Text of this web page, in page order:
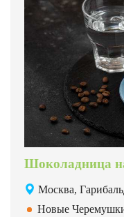
Шоколадница
Москва,
Новые